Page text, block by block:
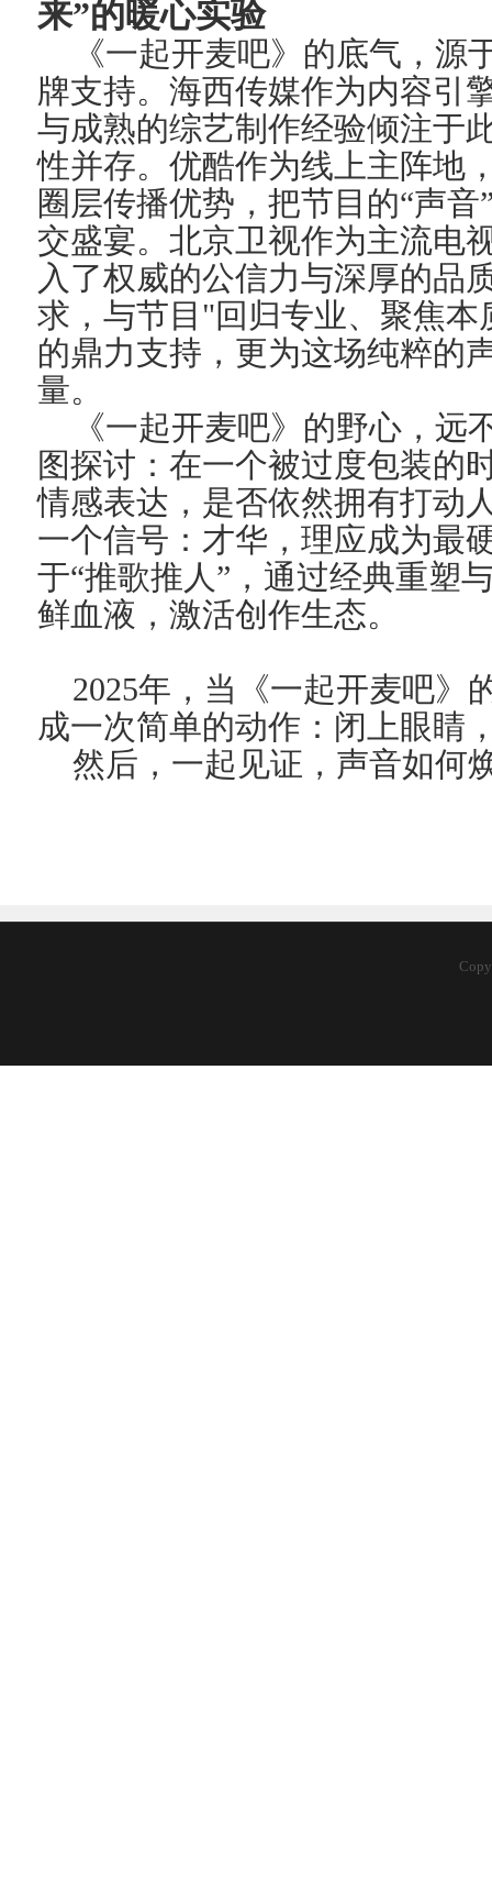
来”的暖心实验
《一起开麦吧》的底气，
牌支持。海西传媒作为内容引
与成熟的综艺制作经验倾注于
性并存。优酷作为线上主阵地
圈层传播优势，把节目的“声
交盛宴。 北京卫视作为主流电
入了权威的公信力与深厚的品
求，与节目"回归专业、聚焦
的鼎力支持，更为这场纯粹的
量。
《一起开麦吧》的野心，远
图探讨：在一个被过度包装的
情感表达，是否依然拥有打动
一个信号：才华，理应成为最
于“推歌推人”，通过经典重塑
鲜血液，激活创作生态。
2025年，当《一起开麦吧》
成一次简单的动作：闭上眼睛
然后，一起见证，声音如何